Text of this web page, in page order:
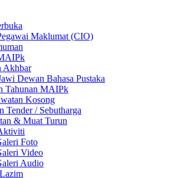
Maklumat (CIO)
Akhbar
Dewan Bahasa Pustaka
Tahunan MAIPk
Kosong
Tender / Sebutharga
& Muat Turun
Foto
Video
Audio